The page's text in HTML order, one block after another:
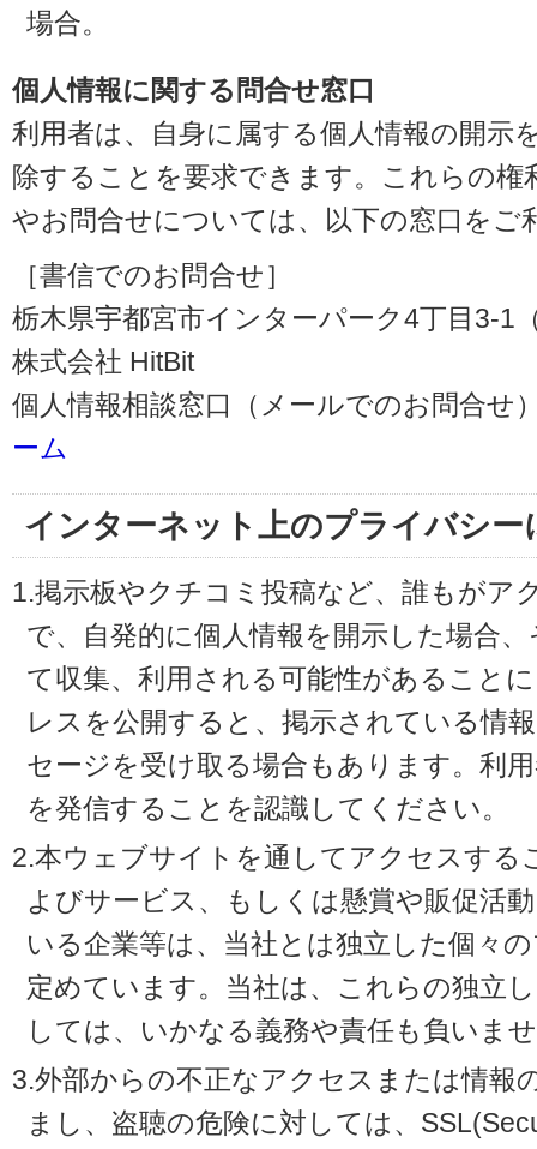
場合。
個人情報に関する問合せ窓口
利用者は、自身に属する個人情報の開示
除することを要求できます。これらの権
やお問合せについては、以下の窓口をご
［書信でのお問合せ］
栃木県宇都宮市インターパーク4丁目3-1
株式会社 HitBit
個人情報相談窓口（メールでのお問合せ
ーム
インターネット上のプライバシー
1.掲示板やクチコミ投稿など、誰もがア
で、自発的に個人情報を開示した場合
て収集、利用される可能性があること
レスを公開すると、掲示されている情
セージを受け取る場合もあります。利
を発信することを認識してください。
2.本ウェブサイトを通してアクセスする
よびサービス、もしくは懸賞や販促活
いる企業等は、当社とは独立した個々
定めています。当社は、これらの独立
しては、いかなる義務や責任も負いま
3.外部からの不正なアクセスまたは情報
まし、盗聴の危険に対しては、